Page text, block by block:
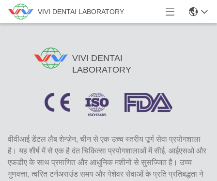
VIVI DENTAI LABORATORY
VIVI DENTAI
LABORATORY
वीवीआई डेंटल लैब शेन्ज़ेन, चीन से एक उच्च स्तरीय पूर्ण सेवा प्रयोगशाला
है। यह शीर्ष में से एक है दंत चिकित्सा प्रयोगशालाओं में सीई, आईएसओ और
एफडीए के साथ प्रमाणित और आधुनिक मशीनों से सुसज्जित है। उच्च
गुणवत्ता, त्वरित टर्नअराउंड समय और पेशेवर सेवाओं के प्रति प्रतिबद्धता ने